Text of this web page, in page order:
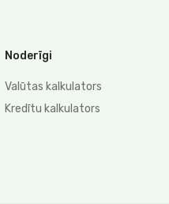
Noderīgi
Valūtas kalkulators
Kredītu kalkulators